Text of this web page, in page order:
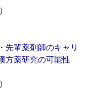
先輩薬剤師のキャリ
方薬研究の可能性